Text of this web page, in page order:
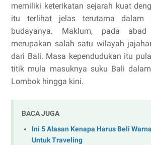
memiliki keterikatan sejarah kuat
itu terlihat jelas terutama dalam
budayanya. Maklum, pada
merupakan salah satu wilayah
dari Bali. Masa kependudukan itu
titik mula masuknya suku Bali
Lombok hingga kini.
BACA JUGA
Ini 5 Alasan Kenapa Harus Beli
Untuk Traveling